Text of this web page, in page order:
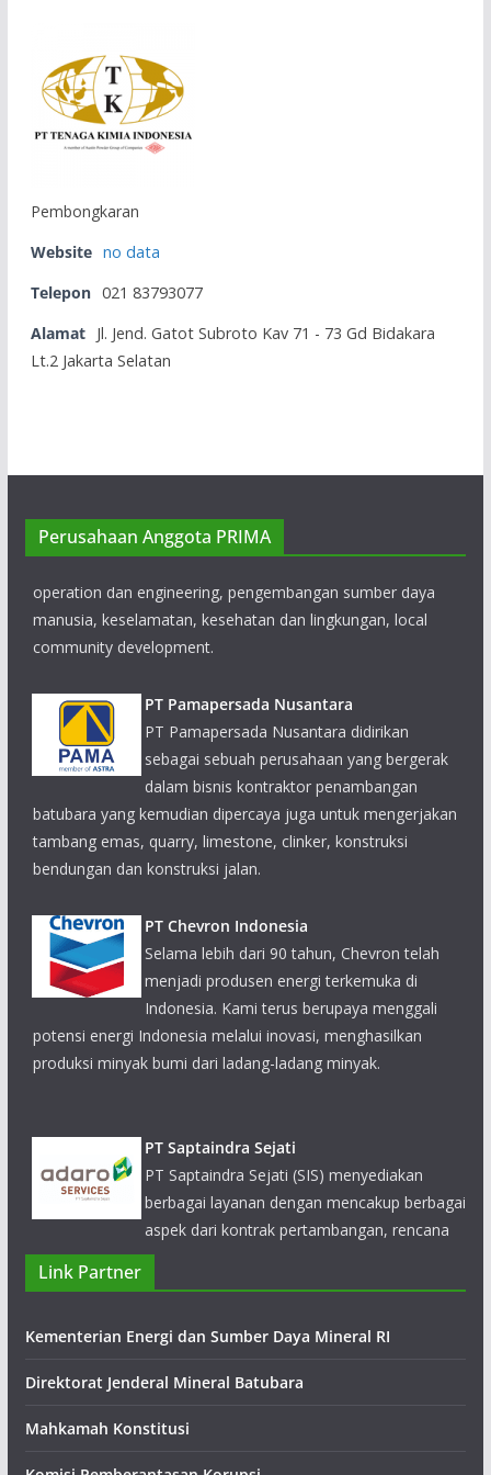
Pembongkaran
Website no data
Telepon 021 83793077
Alamat Jl. Jend. Gatot Subroto Kav 71 - 73 Gd Bidakara
Lt.2 Jakarta Selatan
Perusahaan Anggota PRIMA
tetap meningkatkan kompetensi pada bidang
operation dan engineering, pengembangan sumber daya
community development.
PT Pamapersada Nusantara
sebagai sebuah perusahaan yang bergerak
dalam bisnis kontraktor penambangan
batubara yang kemudian dipercaya juga untuk mengerjakan
tambang emas, quarry, limestone, clinker, konstruksi
bendungan dan konstruksi jalan.
PT Chevron Indonesia
menjadi produsen energi terkemuka di
Indonesia. Kami terus berupaya menggali
potensi energi Indonesia melalui inovasi, menghasilkan
produksi minyak bumi dari ladang-ladang minyak.
berbagai layanan dengan mencakup berbagai
aspek dari kontrak pertambangan, rencana
tambang, pekerjaan sipil, pembangunan infrastruktur, logistik
pertanahan, dan reklamasi area pertambangan.
Link Partner
Kementerian Energi dan Sumber Daya Mineral RI
Direktorat Jenderal Mineral Batubara
Mahkamah Konstitusi